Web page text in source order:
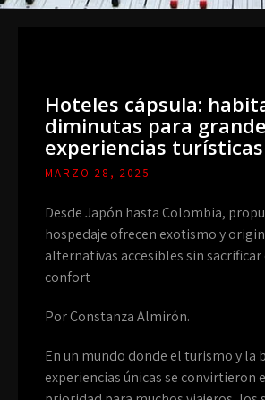
Hoteles cápsula:
diminutas para
experiencias turísticas
MARZO 28, 2025
Desde Japón hasta Colombia,
hospedaje ofrecen exotismo y
alternativas accesibles sin
confort
Por Constanza Almirón.
En un mundo donde el turismo y la
experiencias únicas se convirtieron